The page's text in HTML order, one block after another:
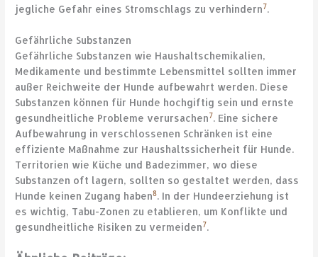
jegliche Gefahr eines Stromschlags zu verhindern7.
Gefährliche Substanzen
Gefährliche Substanzen wie Haushaltschemikalien,
Medikamente und bestimmte Lebensmittel sollten immer
außer Reichweite der Hunde aufbewahrt werden. Diese
Substanzen können für Hunde hochgiftig sein und ernste
gesundheitliche Probleme verursachen7. Eine sichere
Aufbewahrung in verschlossenen Schränken ist eine
effiziente Maßnahme zur Haushaltssicherheit für Hunde.
Territorien wie Küche und Badezimmer, wo diese
Substanzen oft lagern, sollten so gestaltet werden, dass
Hunde keinen Zugang haben8. In der Hundeerziehung ist
es wichtig, Tabu-Zonen zu etablieren, um Konflikte und
gesundheitliche Risiken zu vermeiden7.